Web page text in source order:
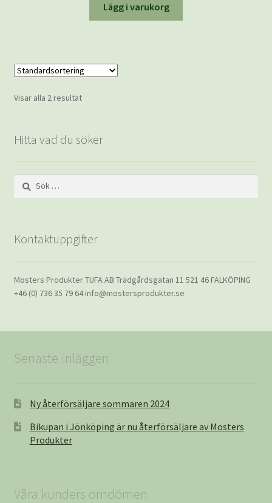
Lägg i varukorg
Visar alla 2 resultat
Hitta vad du söker
efter:
Kontaktuppgifter
Mosters Produkter TUFA AB Trädgårdsgatan 11 521 46 FALKÖPING
+46 (0) 736 35 79 64 info@mostersprodukter.se
Senaste inläggen
Ny återförsäljare sommaren 2024
Bikupan i Jönköping är nu återförsäljare av Mosters
Produkter
Våra kunders omdömen